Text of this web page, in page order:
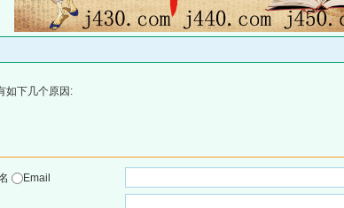
如下几个原因:
Email